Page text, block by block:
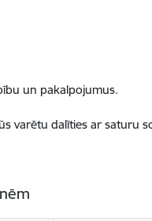
un pakalpojumus.
varētu dalīties ar saturu